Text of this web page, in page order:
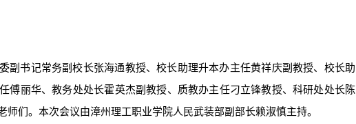
副书记常务副校长张海通教授、校长助理升本办主任黄祥庆副教授、校长助
傅丽华、教务处处长霍英杰副教授、质教办主任刁立锋教授、科研处处长陈
们。本次会议由漳州理工职业学院人民武装部副部长赖淑慎主持。